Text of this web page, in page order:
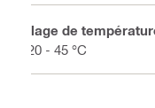
Plage de
-20 - 45 °C